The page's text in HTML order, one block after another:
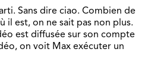
Sans dire ciao. Combien de
il est, on ne sait pas non plus.
est diffusée sur son compte
on voit Max exécuter un